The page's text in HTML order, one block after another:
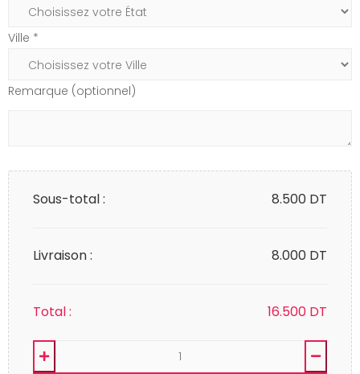
Ville *
Remarque (optionnel)
Sous-total : 8.500 DT
Livraison : 8.000 DT
Total : 16.500 DT